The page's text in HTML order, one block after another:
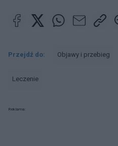
Przejdź do: Objawy i przebieg
Leczenie
Reklama: